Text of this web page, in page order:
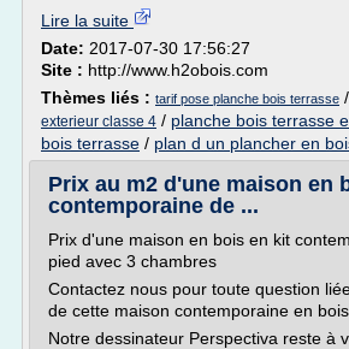
Lire la suite
Date: 2017-07-30 17:56:27
Site : http://www.h2obois.com
Thèmes liés : tarif pose planche bois terrasse /
exterieur classe 4 / planche bois terrasse
bois terrasse / plan d un plancher en
Prix au m2 d'une maison en
contemporaine de ...
Prix d'une maison en bois en kit
pied avec 3 chambres
Contactez nous pour toute question
de cette maison contemporaine en bois
Notre dessinateur Perspectiva reste à